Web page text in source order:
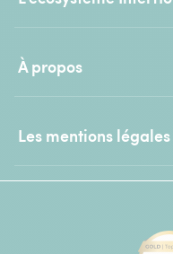
À propos
Les mentions légales